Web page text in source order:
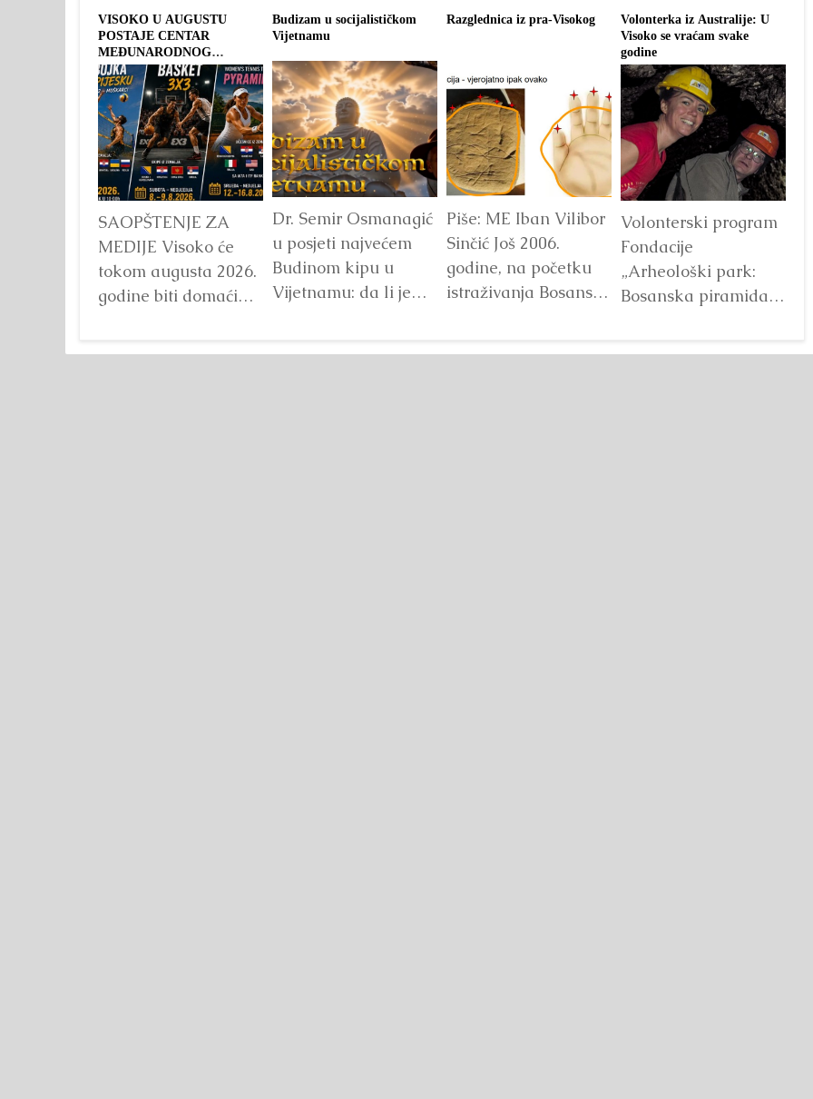
VISOKO U AUGUSTU
POSTAJE CENTAR
MEĐUNARODNOG
SPORTA: TRI OLIMPIJSKA
TURNIRA POD
ZAJEDNIČKIM IMENOM
“PYRAMID CUP 2026”
SAOPŠTENJE ZA
MEDIJE Visoko će
tokom augusta 2026.
godine biti domaćin
Budizam u socijalističkom
Vijetnamu
Dr. Semir Osmanagić
u posjeti najvećem
Budinom kipu u
Vijetnamu: da li je
Razglednica iz pra-Visokog
Piše: ME Iban Vilibor
Sinčić Još 2006.
godine, na početku
istraživanja Bosanske
Volonterka iz Australije: U
Visoko se vraćam svake
godine
Volonterski program
Fondacije
„Arheološki park:
Bosanska piramida